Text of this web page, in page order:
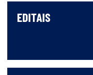
EDITAIS